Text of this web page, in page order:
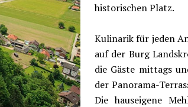
historischen Platz.
Kulinarik für jeden
auf der Burg
die Gäste mittags
der Panorama-
Die hauseigene